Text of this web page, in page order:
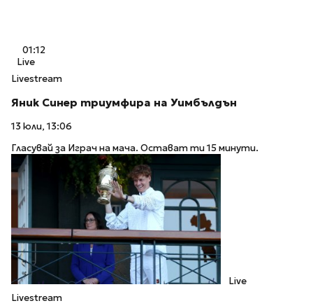
01:12
Live
Livestream
Яник Синер триумфира на Уимбълдън
13 юли, 13:06
Гласувай за Играч на мача. Остават ти 15 минути.
Live
Livestream